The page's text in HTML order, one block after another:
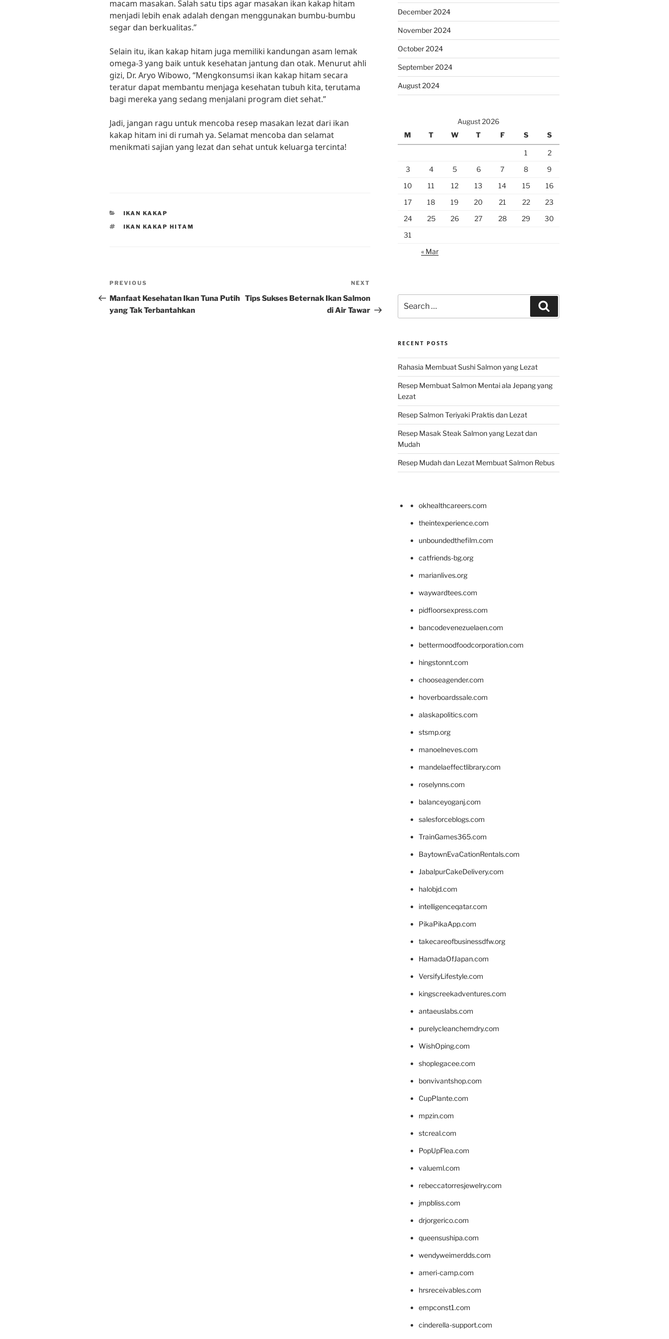
macam masakan. Salah satu tips agar masakan ikan kakap hitam
menjadi lebih enak adalah dengan menggunakan bumbu-bumbu
segar dan berkualitas.”
Selain itu, ikan kakap hitam juga memiliki kandungan asam lemak
omega-3 yang baik untuk kesehatan jantung dan otak. Menurut ahli
gizi, Dr. Aryo Wibowo, “Mengkonsumsi ikan kakap hitam secara
teratur dapat membantu menjaga kesehatan tubuh kita, terutama
bagi mereka yang sedang menjalani program diet sehat.”
Jadi, jangan ragu untuk mencoba resep masakan lezat dari ikan
kakap hitam ini di rumah ya. Selamat mencoba dan selamat
menikmati sajian yang lezat dan sehat untuk keluarga tercinta!
CATEGORIES
IKAN KAKAP
TAGS
IKAN KAKAP HITAM
Post
navigation
Previous
Post
PREVIOUS
Manfaat Kesehatan Ikan Tuna Putih
yang Tak Terbantahkan
Post
NEXT
Tips Sukses Beternak Ikan Salmon
di Air Tawar
December 2024
November 2024
October 2024
September 2024
August 2024
August 2026
M
T W T F S S
1
2
3
4 5 6 7 8
9
10
11 12 13 14 15
16
17
18 19 20 21 22
23
24
25 26 27 28 29
30
31
« Mar
for:
RECENT POSTS
Rahasia Membuat Sushi Salmon yang Lezat
Resep Membuat Salmon Mentai ala Jepang yang
Lezat
Resep Salmon Teriyaki Praktis dan Lezat
Resep Masak Steak Salmon yang Lezat dan
Mudah
Resep Mudah dan Lezat Membuat Salmon Rebus
okhealthcareers.com
theintexperience.com
unboundedthefilm.com
catfriends-bg.org
marianlives.org
waywardtees.com
pidfloorsexpress.com
bancodevenezuelaen.com
bettermoodfoodcorporation.com
hingstonnt.com
chooseagender.com
hoverboardssale.com
alaskapolitics.com
stsmp.org
manoelneves.com
mandelaeffectlibrary.com
roselynns.com
balanceyoganj.com
salesforceblogs.com
TrainGames365.com
BaytownEvaCationRentals.com
JabalpurCakeDelivery.com
halobjd.com
intelligenceqatar.com
PikaPikaApp.com
takecareofbusinessdfw.org
HamadaOfJapan.com
VersifyLifestyle.com
kingscreekadventures.com
antaeuslabs.com
purelycleanchemdry.com
WishOping.com
shoplegacee.com
bonvivantshop.com
CupPlante.com
mpzin.com
stcreal.com
PopUpFlea.com
valueml.com
rebeccatorresjewelry.com
jmpbliss.com
drjorgerico.com
queensushipa.com
wendyweimerdds.com
ameri-camp.com
hrsreceivables.com
empconst1.com
cinderella-support.com